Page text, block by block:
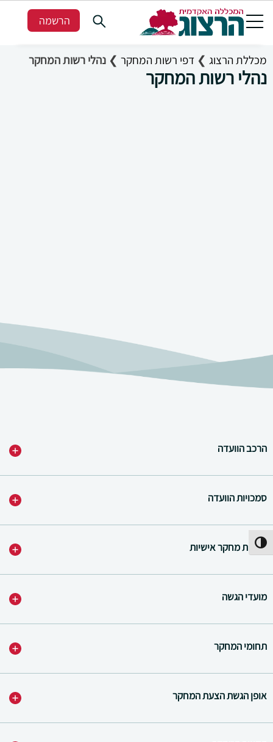
הפעל/כבה ניגודיות גבוהה
הרשמה
נהלי רשות המחקר
מכללת הרצוג ❯ דפי רשות המחקר ❯ נהלי רשות המחקר
הרכב הוועדה
סמכויות הוועדה
הצעות מחקר אישיות
מועדי הגשה
תחומי המחקר
אופן הגשת הצעת המחקר